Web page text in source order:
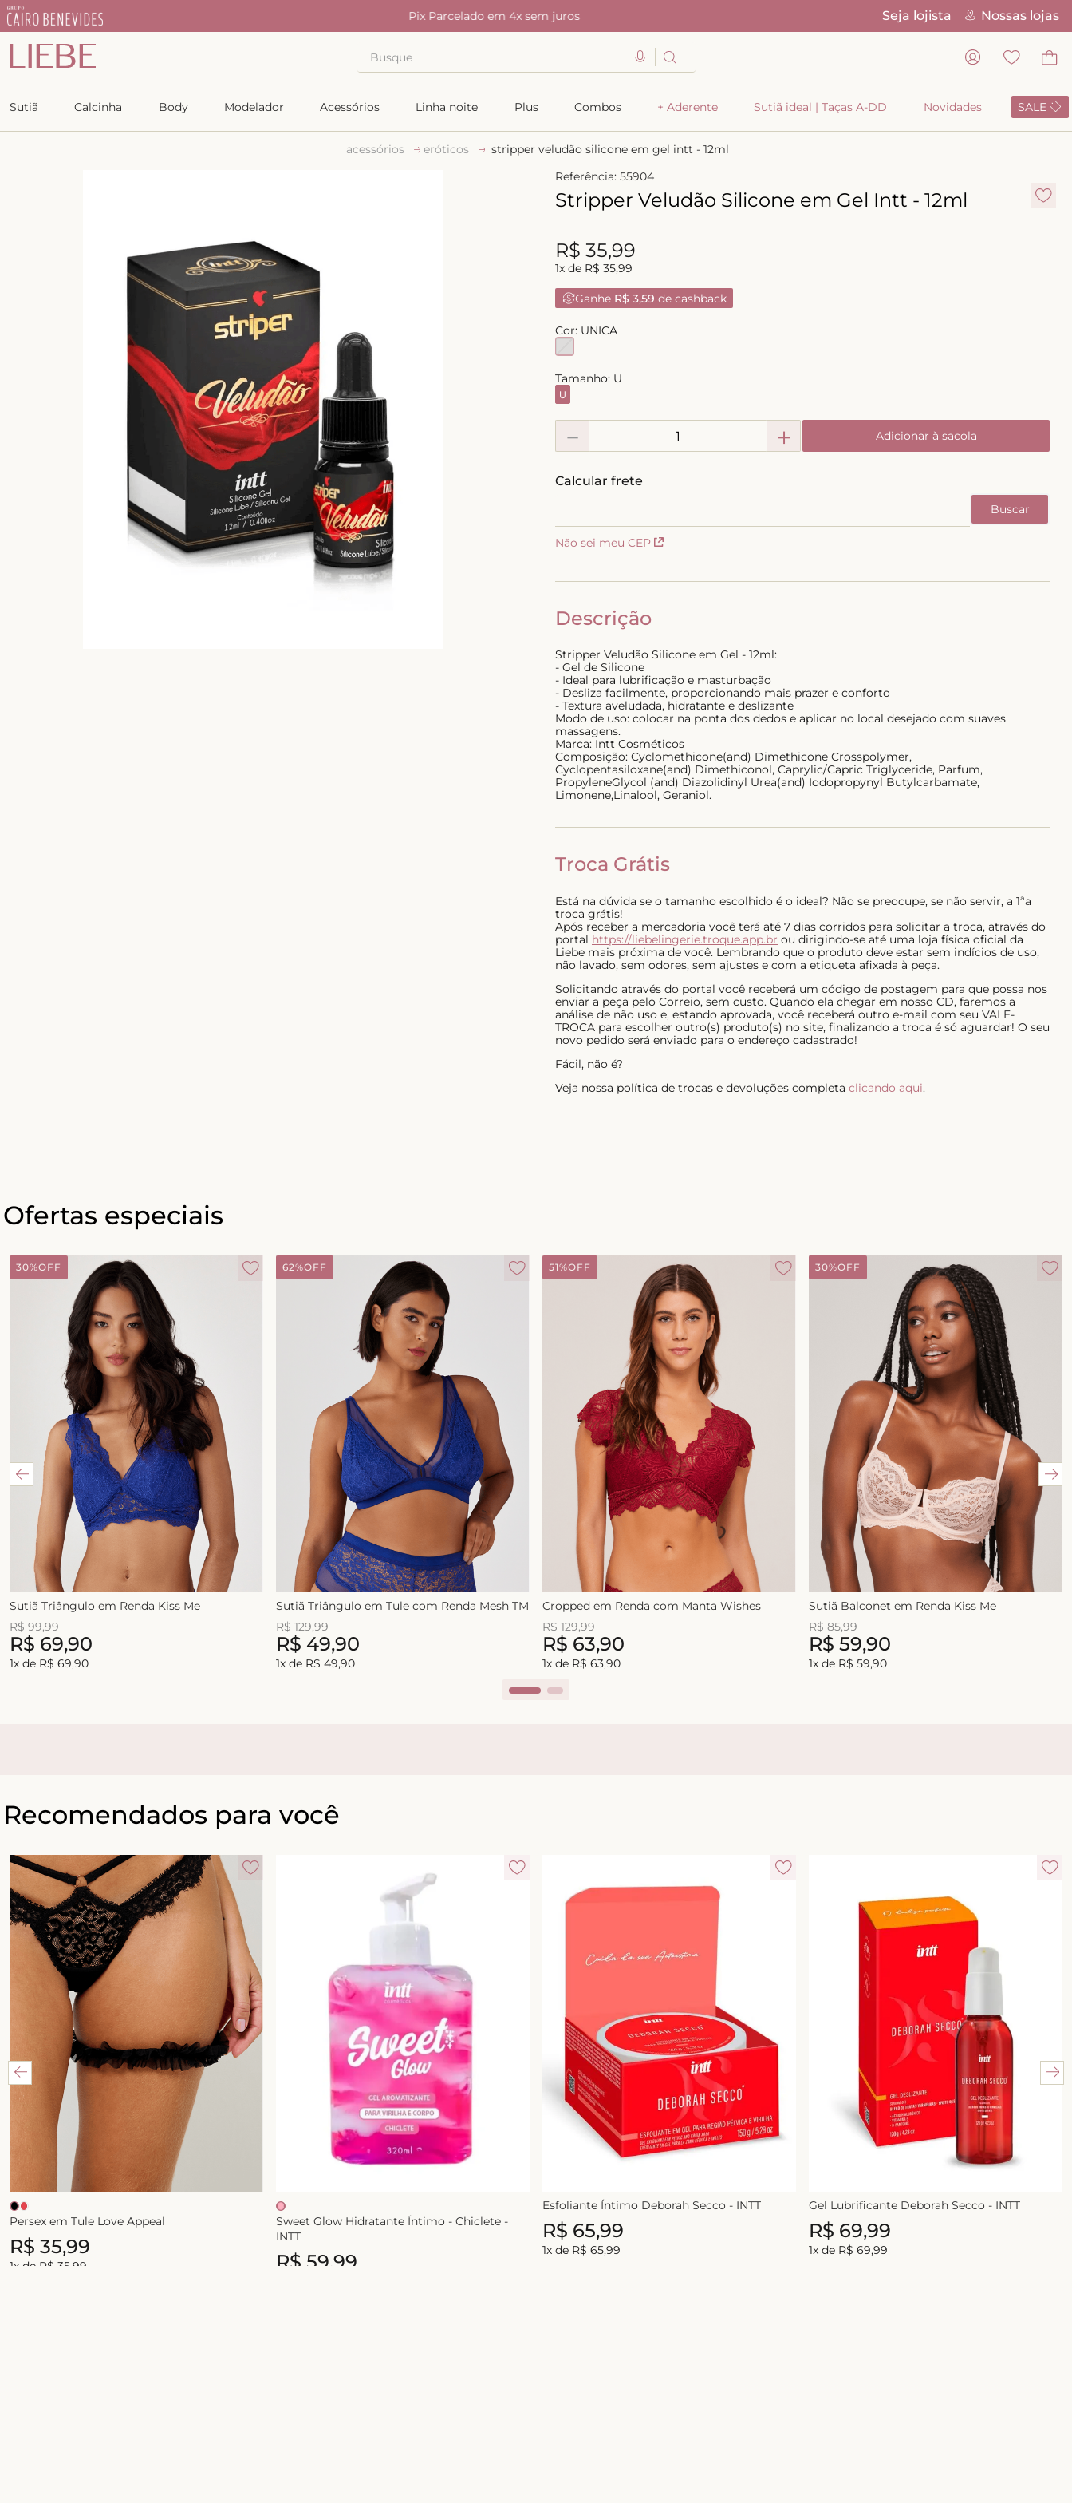
Copiar Pix Parcelado em 4x sem juros Seja lojista Nossas lojas
Sutiã Calcinha Body Modelador Acessórios Linha noite Plus Combos + Aderente Sutiã ideal | Taças A-DD Novidades SALE
acessórios eróticos
stripper veludão silicone em gel intt - 12ml
Referência: 55904
Stripper Veludão Silicone em Gel Intt - 12ml
R$ 35,99
1x de R$ 35,99
Ganhe R$ 3,59 de cashback
Cor: UNICA
Tamanho: U
U
＋
－ Adicionar à sacola
Não sei meu CEP
Descrição
Stripper Veludão Silicone em Gel - 12ml:
- Gel de Silicone
- Ideal para lubrificação e masturbação
- Desliza facilmente, proporcionando mais prazer e conforto
- Textura aveludada, hidratante e deslizante
Modo de uso: colocar na ponta dos dedos e aplicar no local desejado com suaves
massagens.
Marca: Intt Cosméticos
Composição: Cyclomethicone(and) Dimethicone Crosspolymer,
Cyclopentasiloxane(and) Dimethiconol, Caprylic/Capric Triglyceride, Parfum,
PropyleneGlycol (and) Diazolidinyl Urea(and) Iodopropynyl Butylcarbamate,
Limonene,Linalool, Geraniol.
Troca Grátis
Está na dúvida se o tamanho escolhido é o ideal? Não se preocupe, se não servir, a 1ªa
troca grátis!
Após receber a mercadoria você terá até 7 dias corridos para solicitar a troca, através do
portal https://liebelingerie.troque.app.br ou dirigindo-se até uma loja física oficial da
Liebe mais próxima de você. Lembrando que o produto deve estar sem indícios de uso,
não lavado, sem odores, sem ajustes e com a etiqueta afixada à peça.
Solicitando através do portal você receberá um código de postagem para que possa nos
enviar a peça pelo Correio, sem custo. Quando ela chegar em nosso CD, faremos a
análise de não uso e, estando aprovada, você receberá outro e-mail com seu VALE-
TROCA para escolher outro(s) produto(s) no site, finalizando a troca é só aguardar! O seu
novo pedido será enviado para o endereço cadastrado!
Fácil, não é?
Veja nossa política de trocas e devoluções completa clicando aqui.
Ofertas especiais
30%OFF
Sutiã Triângulo em Renda Kiss Me
R$ 99,99
R$ 69,90
1x de R$ 69,90
62%OFF
Sutiã Triângulo em Tule com Renda Mesh TM
R$ 129,99
R$ 49,90
1x de R$ 49,90
51%OFF
Cropped em Renda com Manta Wishes
R$ 129,99
R$ 63,90
1x de R$ 63,90
30%OFF
Sutiã Balconet em Renda Kiss Me
R$ 85,99
R$ 59,90
1x de R$ 59,90
Recomendados para você
Persex em Tule Love Appeal
R$ 35,99
1x de R$ 35 99
Sweet Glow Hidratante Íntimo - Chiclete -
INTT
R$ 59 99
Esfoliante Íntimo Deborah Secco - INTT
R$ 65,99
1x de R$ 65,99
Gel Lubrificante Deborah Secco - INTT
R$ 69,99
1x de R$ 69,99
TERMOS MAIS BUSCADOS
2
camisola